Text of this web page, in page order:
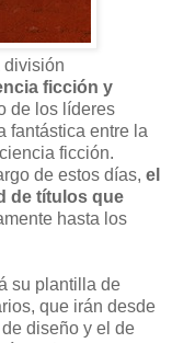
división
ficción y
de los líderes
fantástica entre la
ficción.
de estos días, el
de títulos que
hasta los
su plantilla de
que irán desde
diseño y el de